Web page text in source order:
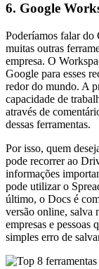
6. Google
Poderíamos falar do
muitas outras
empresa. O
Google para esses
redor do mundo. A
capacidade de
através de
dessas ferramentas.
Por isso, quem
pode recorrer ao
informações
pode utilizar o
último, o Docs é
versão online, salva
empresas e pessoas
simples erro de